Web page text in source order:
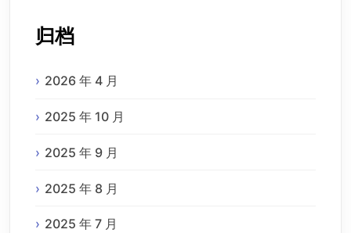
归档
2026 年 4 月
2025 年 10 月
2025 年 9 月
2025 年 8 月
2025 年 7 月